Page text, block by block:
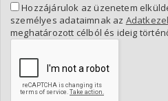
Hozzájárulok az üzenetem
személyes adataimnak az
meghatározott célból és ideig